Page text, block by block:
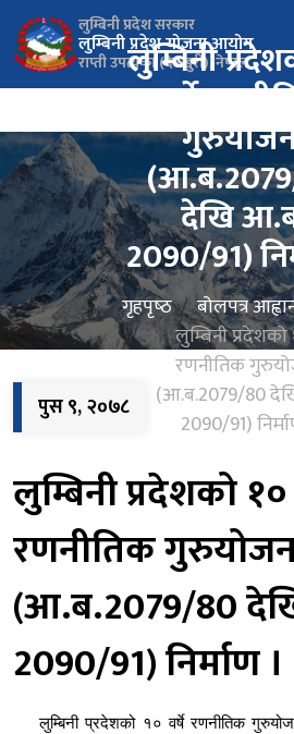
लुम्बिनी प्रदेश सरकार
लुम्बिनी प्रदेश योजना आयोग
राप्ती उपत्यका (देउखुरी), नेपाल
लुम्बिनी
वर्षे
देखि
2090/91)
गृहपृष्‍ठ
बोलपत्र
लुम्बिनी प्रदेशको
रणनीतिक
(आ.ब.2079/80
2090/91)
पुस ९, २०७८
लुम्बिनी प्रदेशको १०
रणनीतिक
(आ.ब.2079/80
2090/91) निर्माण ।
लुम्बिनी प्रदेशको १० वर्षे रणनीतिक